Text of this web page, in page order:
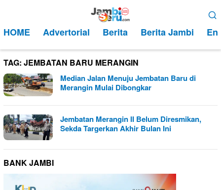
kontenMobile
HOME Advertorial Berita Berita Jambi
TAG: JEMBATAN BARU MERANGIN
Median Jalan Menuju Jembatan Baru di
Merangin Mulai Dibongkar
Jembatan Merangin II Belum Diresmikan,
Sekda Targerkan Akhir Bulan Ini
BANK JAMBI